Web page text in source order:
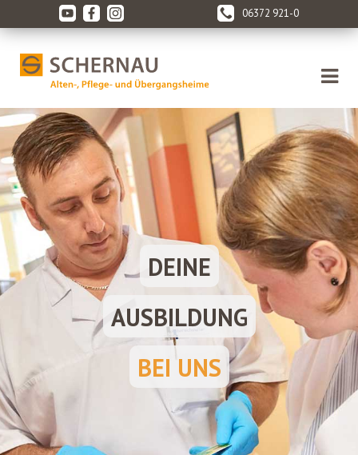
06372 921-0
DEINE
AUSBILDUNG
BEI UNS